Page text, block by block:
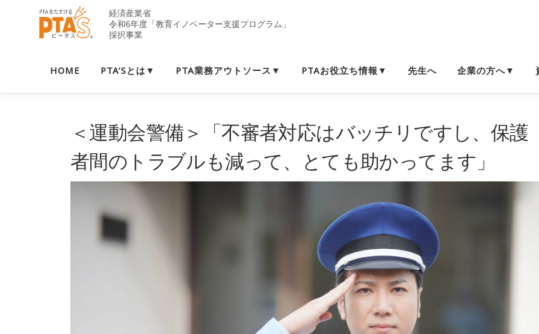
HOME PTA’Sとは▼ PTA業務アウトソース▼ PTAお役立ち情報▼ 先生へ 企業の方へ▼
＜運動会警備＞「不審者対応はバッチリですし、保護
者間のトラブルも減って、とても助かってます」